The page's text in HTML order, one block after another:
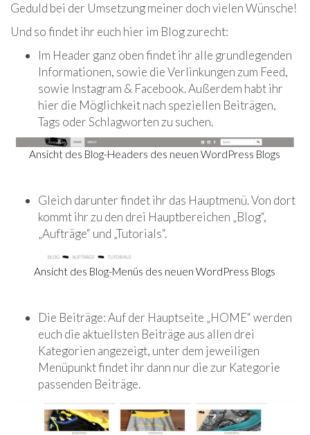
Geduld bei der Umsetzung meiner doch vielen Wünsche!
Und so findet ihr euch hier im Blog zurecht:
Im Header ganz oben findet ihr alle grundlegenden
Informationen, sowie die Verlinkungen zum Feed,
sowie Instagram & Facebook. Außerdem habt ihr
hier die Möglichkeit nach speziellen Beiträgen,
Tags oder Schlagworten zu suchen.
Ansicht des Blog-Headers des neuen WordPress Blogs
Gleich darunter findet ihr das Hauptmenü. Von dort
kommt ihr zu den drei Hauptbereichen „Blog“,
„Aufträge“ und „Tutorials“.
Ansicht des Blog-Menüs des neuen WordPress Blogs
Die Beiträge: Auf der Hauptseite „HOME“ werden
euch die aktuellsten Beiträge aus allen drei
Kategorien angezeigt, unter dem jeweiligen
Menüpunkt findet ihr dann nur die zur Kategorie
passenden Beiträge.